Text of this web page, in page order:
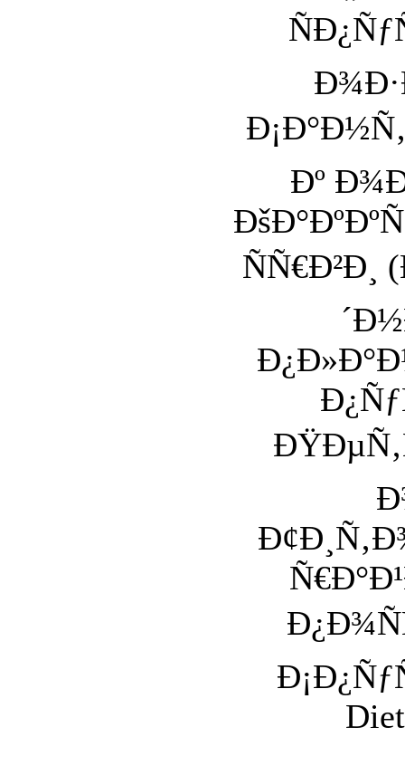
Ðº